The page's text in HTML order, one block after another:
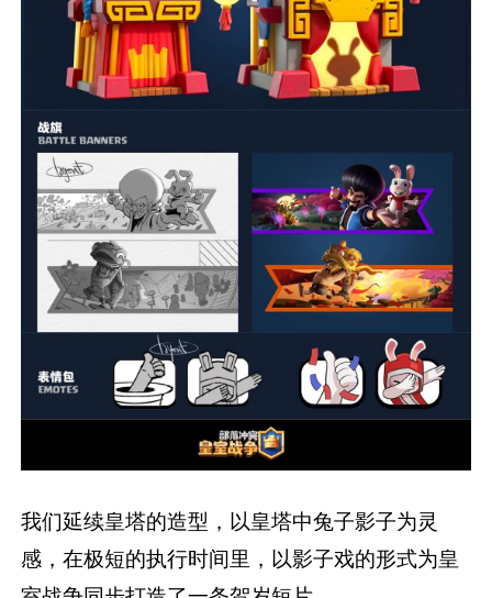
我们延续皇塔的造型，以皇塔中兔子影子为灵
感，在极短的执行时间里，以影子戏的形式为皇